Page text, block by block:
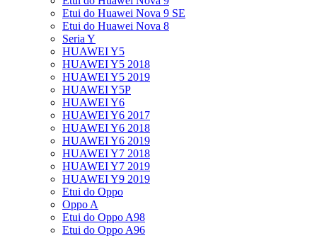
Etui do Huawei Nova 9 SE
Etui do Huawei Nova 8
Seria Y
HUAWEI Y5
HUAWEI Y5 2018
HUAWEI Y5 2019
HUAWEI Y5P
HUAWEI Y6
HUAWEI Y6 2017
HUAWEI Y6 2018
HUAWEI Y6 2019
HUAWEI Y7 2018
HUAWEI Y7 2019
HUAWEI Y9 2019
Etui do Oppo
Oppo A
Etui do Oppo A98
Etui do Oppo A96